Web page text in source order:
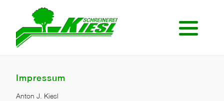
Impressum
Anton J. Kiesl
Start Möbelbau
Eckbank
Start Sicherheit
Fenstersicherheit